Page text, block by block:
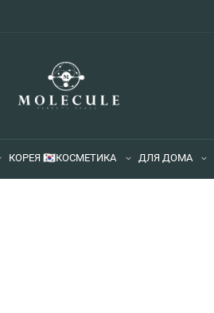
КОРЕЯ 🇰🇷КОСМЕТИКА ДЛЯ ДОМА